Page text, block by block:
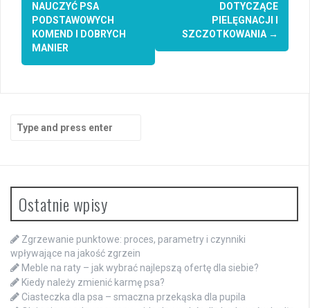
NAUCZYĆ PSA
PODSTAWOWYCH
KOMEND I DOBRYCH
MANIER
DOTYCZĄCE
PIELĘGNACJI I
SZCZOTKOWANIA →
Search
for:
Ostatnie wpisy
Zgrzewanie punktowe: proces, parametry i czynniki
wpływające na jakość zgrzein
Meble na raty – jak wybrać najlepszą ofertę dla siebie?
Kiedy należy zmienić karmę psa?
Ciasteczka dla psa – smaczna przekąska dla pupila